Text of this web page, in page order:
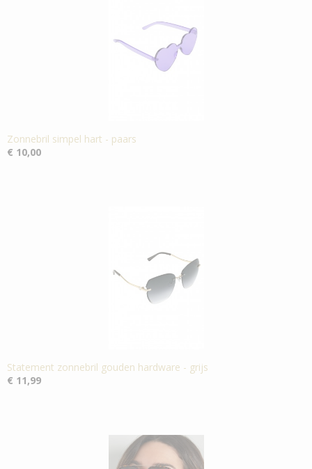
Zonnebril simpel hart - paars
€ 10,00
Statement zonnebril gouden hardware - grijs
€ 11,99